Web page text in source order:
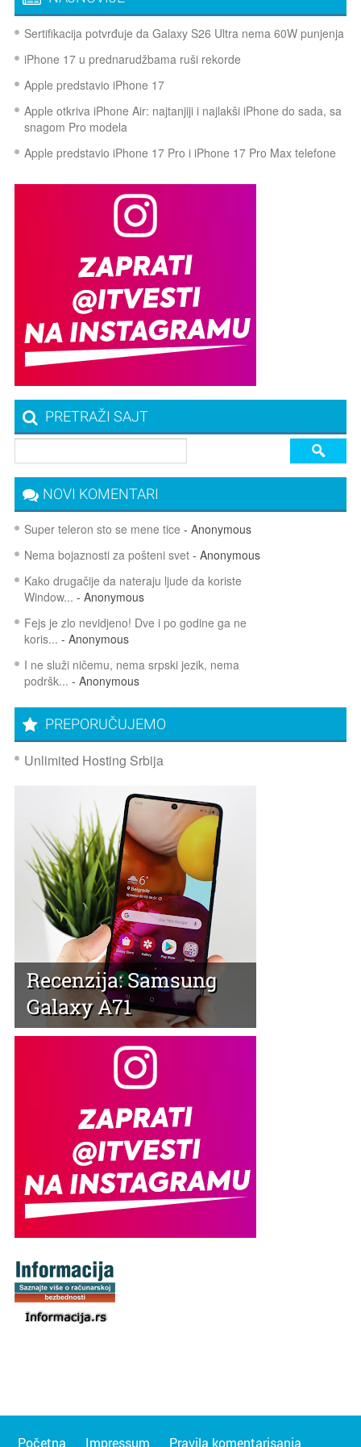
Sertifikacija potvrđuje da Galaxy S26 Ultra nema 60W punjenja
iPhone 17 u prednarudžbama ruši rekorde
Apple predstavio iPhone 17
Apple otkriva iPhone Air: najtanjiji i najlakši iPhone do sada, sa
snagom Pro modela
Apple predstavio iPhone 17 Pro i iPhone 17 Pro Max telefone
PRETRAŽI SAJT
NOVI KOMENTARI
Super teleron sto se mene tice - Anonymous
Nema bojaznosti za pošteni svet- Anonymous
Kako drugačije da nateraju ljude da koriste
Window... - Anonymous
Fejs je zlo nevidjeno! Dve i po godine ga ne
koris... - Anonymous
I ne služi ničemu, nema srpski jezik, nema
podršk... - Anonymous
PREPORUČUJEMO
Unlimited Hosting Srbija
Recenzija: Samsung
Galaxy A71
Početna Impressum Pravila komentarisanja